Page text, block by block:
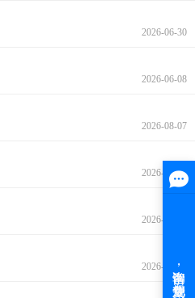
2026-06-30
2026-06-08
2026-08-07
2026-08-07
2026-08-07
2026-08-07